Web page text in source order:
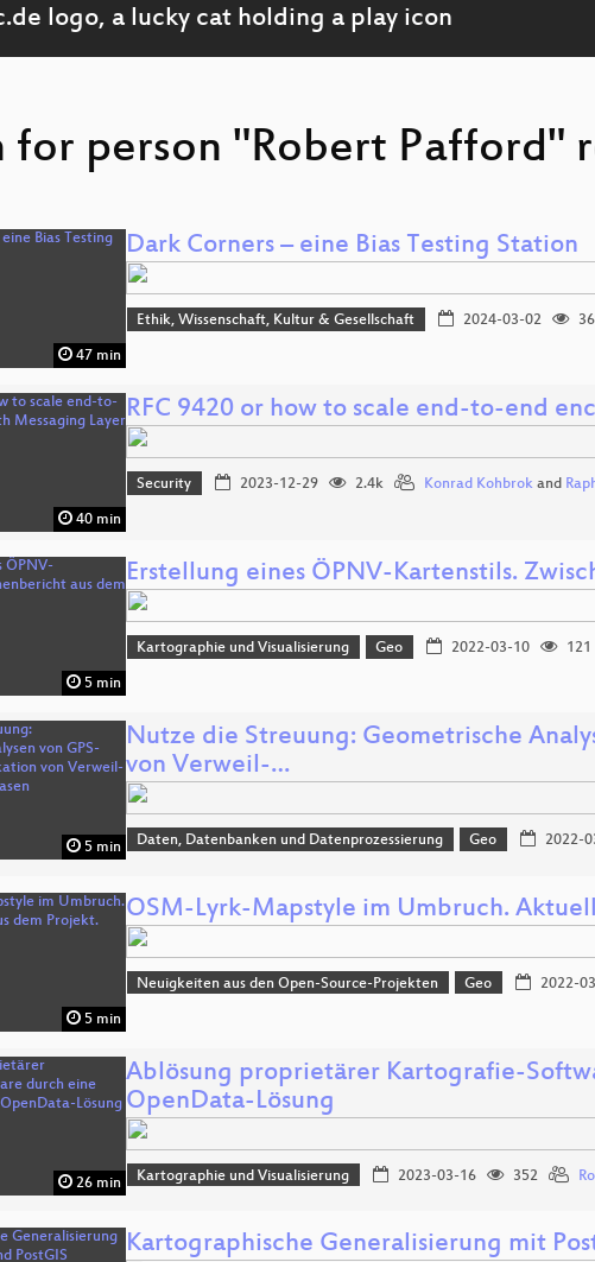
for person "Robert Pafford"
47 min
Dark Corners – eine Bias Testing Station
Ethik, Wissenschaft, Kultur & Gesellschaft 2024-03-02
40 min
RFC 9420 or how to scale end-to-end
Security 2023-12-29 2.4k Konrad Kohbrokand
5 min
Erstellung eines ÖPNV-Kartenstils.
Kartographie und Visualisierung Geo 2022-03-10 121
5 min
Nutze die Streuung: Geometrische
von Verweil-…
Daten, Datenbanken und Datenprozessierung Geo 2022-
5 min
OSM-Lyrk-Mapstyle im Umbruch.
Neuigkeiten aus den Open-Source-Projekten Geo 2022-
26 min
Ablösung proprietärer Kartografie-
OpenData-Lösung
Kartographie und Visualisierung 2023-03-16 352
Kartographische Generalisierung mit